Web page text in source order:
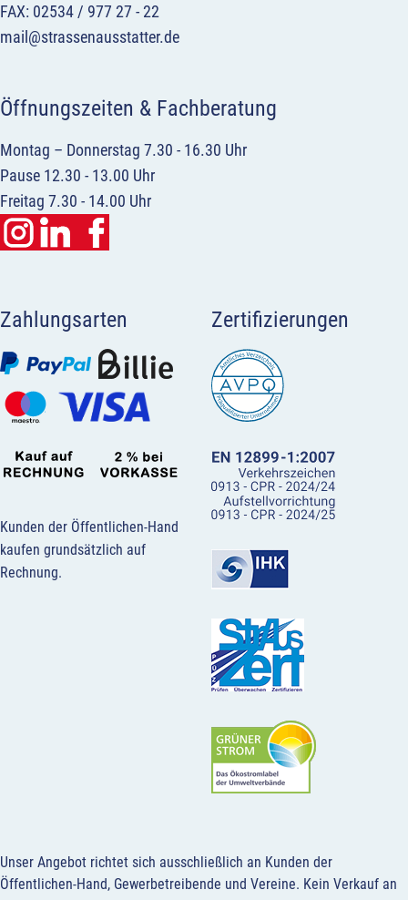
FAX: 02534 / 977 27 - 22
mail@strassenausstatter.de
Öffnungszeiten & Fachberatung
Montag – Donnerstag 7.30 - 16.30 Uhr
Pause 12.30 - 13.00 Uhr
Freitag 7.30 - 14.00 Uhr
Zahlungsarten
Kunden der Öffentlichen-Hand
kaufen grundsätzlich auf
Rechnung.
Zertifizierungen
Unser Angebot richtet sich ausschließlich an Kunden der
Öffentlichen-Hand, Gewerbetreibende und Vereine. Kein Verkauf an